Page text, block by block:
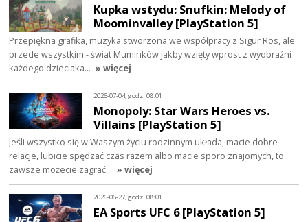
Kupka wstydu: Snufkin: Melody of
Moominvalley [PlayStation 5]
Przepiękna grafika, muzyka stworzona we współpracy z Sigur Ros, ale
przede wszystkim - świat Muminków jakby wzięty wprost z wyobraźni
każdego dzieciaka… » więcej
2026-07-04, godz. 08:01
Monopoly: Star Wars Heroes vs.
Villains [PlayStation 5]
Jeśli wszystko się w Waszym życiu rodzinnym układa, macie dobre
relacje, lubicie spędzać czas razem albo macie sporo znajomych, to
zawsze możecie zagrać… » więcej
2026-06-27, godz. 08:01
EA Sports UFC 6 [PlayStation 5]